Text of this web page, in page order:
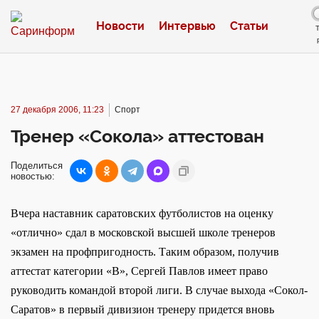
Новости Интервью Статьи
27 декабря 2006, 11:23 Спорт
Тренер «Сокола» аттестован
Поделиться
новостью:
Вчера наставник саратовских футболистов на оценку
«отлично» сдал в московской высшей школе тренеров
экзамен на профпригодность. Таким образом, получив
аттестат категории «В», Сергей Павлов имеет право
руководить командой второй лиги. В случае выхода «Сокол-
Саратов» в первый дивизион тренеру придется вновь